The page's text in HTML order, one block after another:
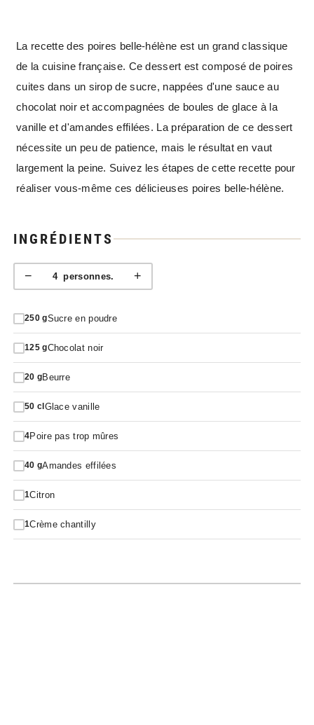
La recette des poires belle-hélène est un grand classique
de la cuisine française. Ce dessert est composé de poires
cuites dans un sirop de sucre, nappées d'une sauce au
chocolat noir et accompagnées de boules de glace à la
vanille et d'amandes effilées. La préparation de ce dessert
nécessite un peu de patience, mais le résultat en vaut
largement la peine. Suivez les étapes de cette recette pour
réaliser vous-même ces délicieuses poires belle-hélène.
INGRÉDIENTS
− 4personnes. +
250 gSucre en poudre
125 gChocolat noir
20 gBeurre
50 cl Glace vanille
4Poire pas trop mûres
40 gAmandes effilées
1Citron
1Crème chantilly